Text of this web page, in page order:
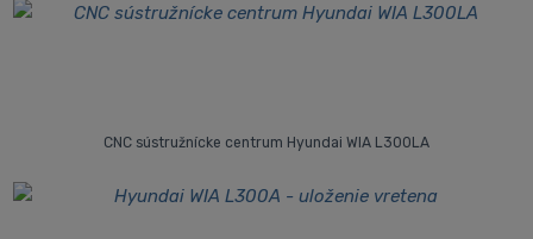
CNC sústružnícke centrum Hyundai WIA L300LA